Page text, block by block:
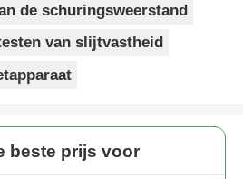
de schuringsweerstand
van slijtvastheid
beste prijs voor